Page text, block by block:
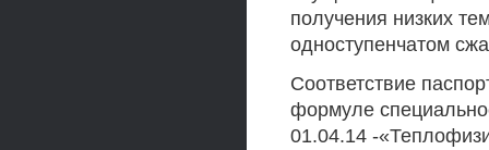
получения низких
одноступенчатом
Соответствие
формуле
01.04.14 -